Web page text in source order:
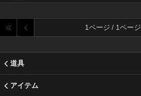
1ページ / 1ページ
道具
アイテム